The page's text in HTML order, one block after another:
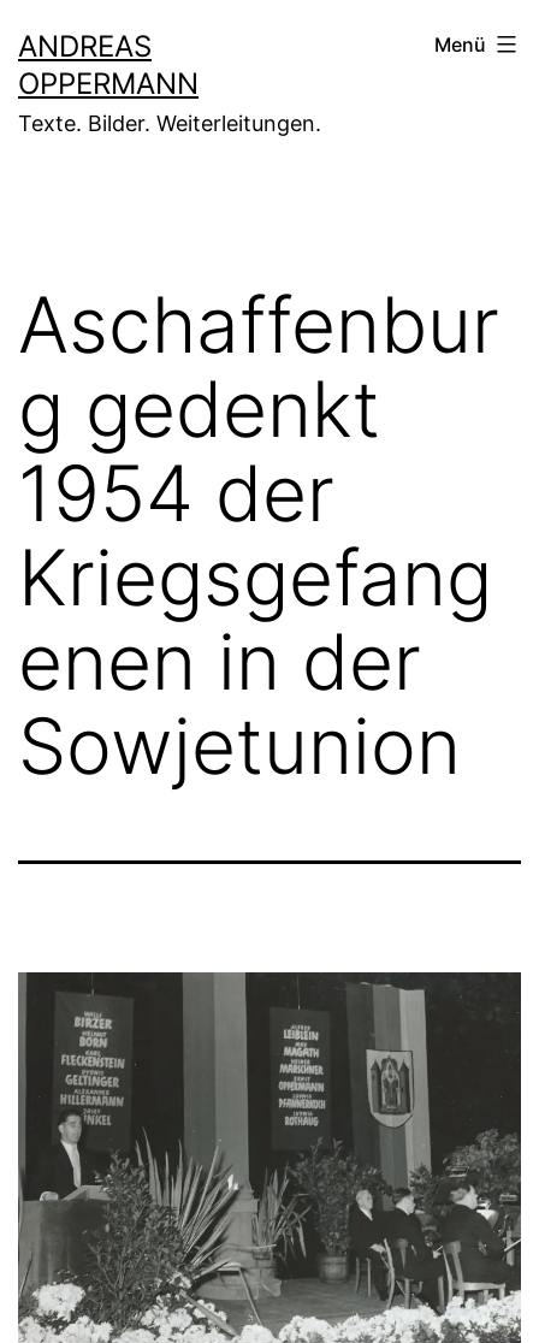
Inhalt
springen
ANDREAS
OPPERMANN
Texte. Bilder. Weiterleitungen.
Menü
Aschaffenbur
g gedenkt
1954 der
Kriegsgefang
enen in der
Sowjetunion